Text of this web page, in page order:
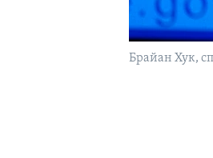
Брайан Хук,